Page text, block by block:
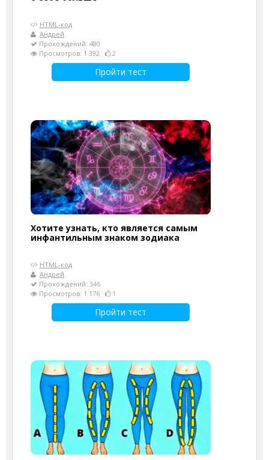
HTML-код
Андрей
Прохождений: 480
Просмотров: 1 392
2
Пройти тест
Хотите узнать, кто является самым
инфантильным знаком зодиака
HTML-код
Андрей
Прохождений: 346
Просмотров: 1 176
1
Пройти тест